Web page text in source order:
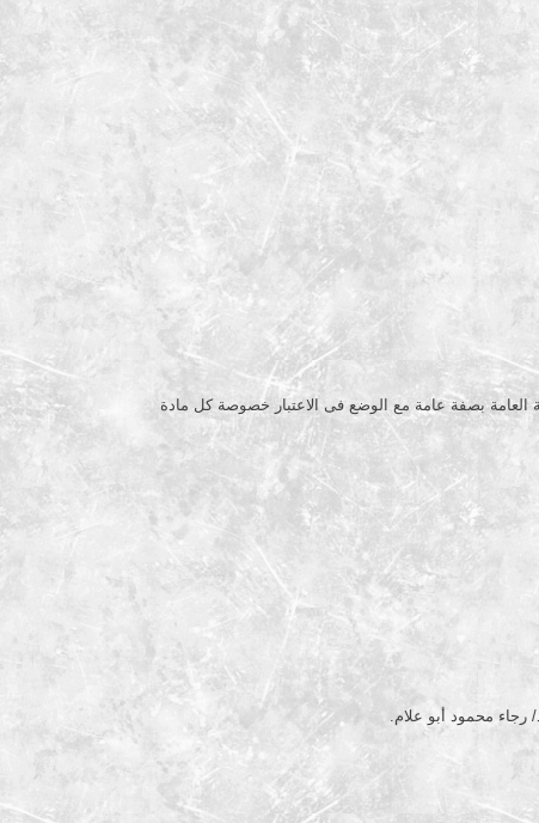
العامة بصفة عامة مع الوضع فى الاعتبار خصوصة كل مادة
محمود أبو علام.